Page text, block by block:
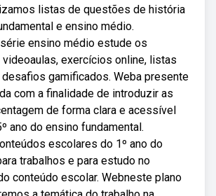
listas de questões de história
e ensino médio.
ensino médio estude os
exercícios online, listas
gamificados. Weba presente
com a finalidade de introduzir as
de forma clara e acessível
ano do ensino fundamental.
escolares do 1º ano do
trabalhos e para estudo no
conteúdo escolar. Webneste plano